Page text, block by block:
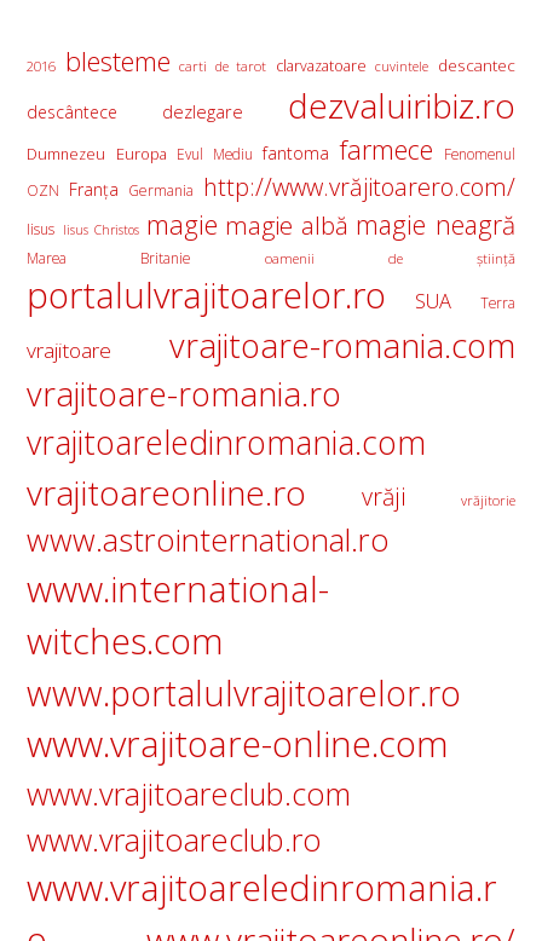
2016 blesteme carti de tarot clarvazatoare cuvintele descantec
descântece dezlegare dezvaluiribiz.ro
Dumnezeu Europa Evul Mediu fantoma farmece
Fenomenul
OZN
Franţa Germania http://www.vrăjitoarero.com/
Iisus Iisus Christos magie magie albă magie neagră
Marea Britanie oamenii de ştiinţă
portalulvrajitoarelor.ro SUA Terra
vrajitoare
vrajitoare-romania.com
vrajitoare-romania.ro
vrajitoareledinromania.com
vrajitoareonline.ro vrăji vrăjitorie
www.astrointernational.ro
www.international-
witches.com
www.portalulvrajitoarelor.ro
www.vrajitoare-online.com
www.vrajitoareclub.com
www.vrajitoareclub.ro
www.vrajitoareledinromania.r